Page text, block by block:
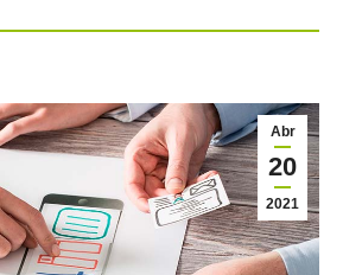
Abr
20
2021